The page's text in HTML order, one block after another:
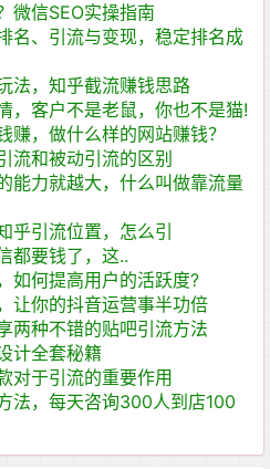
微信SEO实操指南
名、引流与变现，稳定排名成
法，知乎截流赚钱思路
，客户不是老鼠，你也不是猫!
赚，做什么样的网站赚钱？
流和被动引流的区别
能力就越大，什么叫做靠流量
乎引流位置，怎么引
都要钱了，这..
如何提高用户的活跃度?
让你的抖音运营事半功倍
两种不错的贴吧引流方法
计全套秘籍
对于引流的重要作用
法，每天咨询300人到店100